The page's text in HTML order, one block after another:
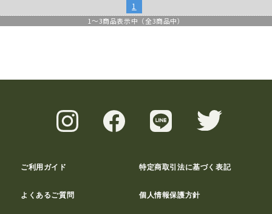
1
1 ～3商品表示中（全3商品中）
ご利用ガイド 特定商取引法に基づく表記
よくあるご質問 個人情報保護方針